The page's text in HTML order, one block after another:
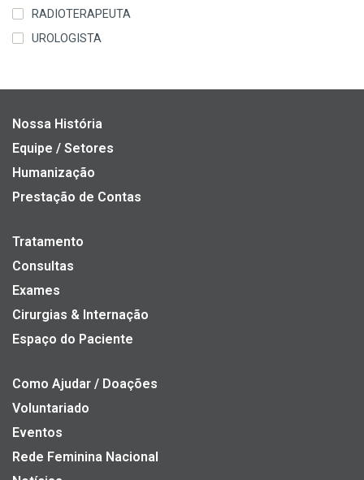
RADIOTERAPEUTA
UROLOGISTA
Nossa História
Equipe / Setores
Humanização
Prestação de Contas
Tratamento
Consultas
Exames
Cirurgias & Internação
Espaço do Paciente
Como Ajudar / Doações
Voluntariado
Eventos
Rede Feminina Nacional